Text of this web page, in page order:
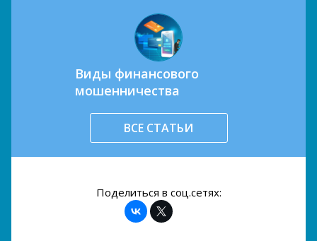
Виды финансового
мошенничества
ВСЕ СТАТЬИ
Поделиться в соц.сетях: